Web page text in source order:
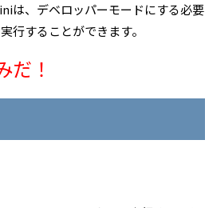
は、デベロッパーモードにする必要
行することができます。
！